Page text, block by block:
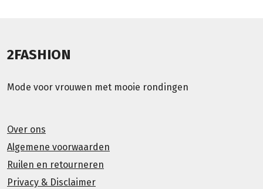
2FASHION
Mode voor vrouwen met mooie rondingen
Over ons
Algemene voorwaarden
Ruilen en retourneren
Privacy & Disclaimer